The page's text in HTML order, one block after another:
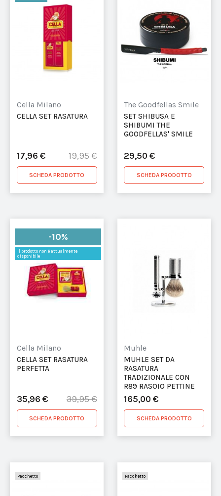
Cella Milano
CELLA SET RASATURA
17,96 € 19,95 €
SCHEDA PRODOTTO
The Goodfellas Smile
SET SHIBUSA E
SHIBUMI THE
GOODFELLAS' SMILE
29,50 €
SCHEDA PRODOTTO
-10%
Il prodotto non è attualmente
disponibile
Cella Milano
CELLA SET RASATURA
PERFETTA
35,96 € 39,95 €
SCHEDA PRODOTTO
Muhle
MUHLE SET DA
RASATURA
TRADIZIONALE CON
R89 RASOIO PETTINE
CHIUSO
165,00 €
SCHEDA PRODOTTO
Pacchetto Pacchetto